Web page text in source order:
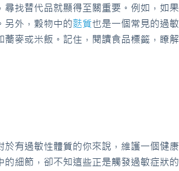
尋找替代品就顯得至關重要。例如，如果
另外，穀物中的麩質也是一個常見的過敏
麥或米飯。記住，閱讀食品標籤，瞭解
有過敏性體質的你來說，維護一個健康
細節，卻不知這些正是觸發過敏症狀的